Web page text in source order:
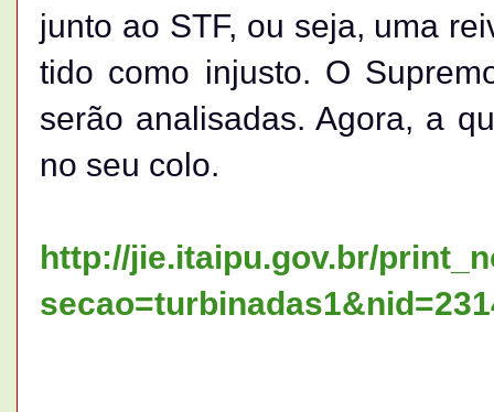
junto ao STF, ou seja, uma
tido como injusto. O
serão analisadas. Agora, a
no seu colo.
http://jie.itaipu.gov.br/